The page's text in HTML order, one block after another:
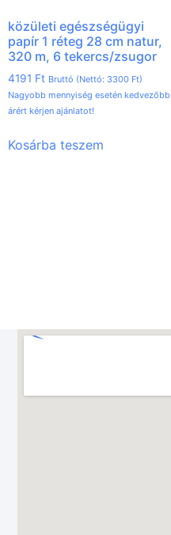
közületi egészségügyi
papír 1 réteg 28 cm natur,
320 m, 6 tekercs/zsugor
4191 Ft Bruttó (Nettó: 3300 Ft)
Nagyobb mennyiség esetén kedvezőbb
árért kérjen ajánlatot!
Kosárba teszem